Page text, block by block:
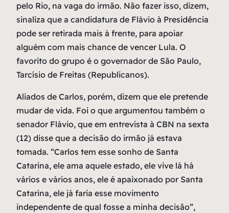
pelo Rio, na vaga do irmão. Não fazer isso, dizem,
sinaliza que a candidatura de Flávio à Presidência
pode ser retirada mais à frente, para apoiar
alguém com mais chance de vencer Lula. O
favorito do grupo é o governador de São Paulo,
Tarcísio de Freitas (Republicanos).
Aliados de Carlos, porém, dizem que ele pretende
mudar de vida. Foi o que argumentou também o
senador Flávio, que em entrevista à CBN na sexta
(12) disse que a decisão do irmão já estava
tomada. “Carlos tem esse sonho de Santa
Catarina, ele ama aquele estado, ele vive lá há
vários e vários anos, ele é apaixonado por Santa
Catarina, ele já faria esse movimento
independente de qual fosse a minha decisão”,